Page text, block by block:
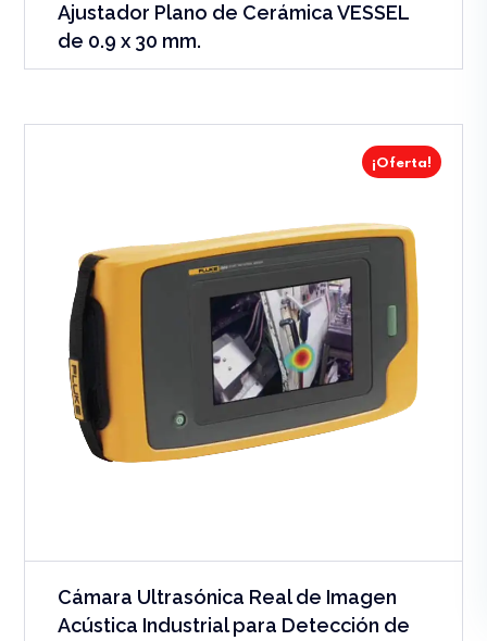
Ajustador Plano de Cerámica VESSEL
de 0.9 x 30 mm.
¡Oferta!
Cámara Ultrasónica Real de Imagen
Acústica Industrial para Detección de